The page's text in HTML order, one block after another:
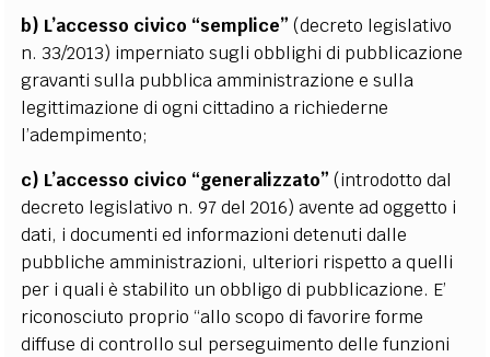
b) L’accesso civico “semplice” (decreto legislativo
n. 33/2013) imperniato sugli obblighi di pubblicazione
gravanti sulla pubblica amministrazione e sulla
legittimazione di ogni cittadino a richiederne
l’adempimento;
c) L’accesso civico “generalizzato” (introdotto dal
decreto legislativo n. 97 del 2016) avente ad oggetto i
dati, i documenti ed informazioni detenuti dalle
pubbliche amministrazioni, ulteriori rispetto a quelli
per i quali è stabilito un obbligo di pubblicazione. E’
riconosciuto proprio “allo scopo di favorire forme
diffuse di controllo sul perseguimento delle funzioni